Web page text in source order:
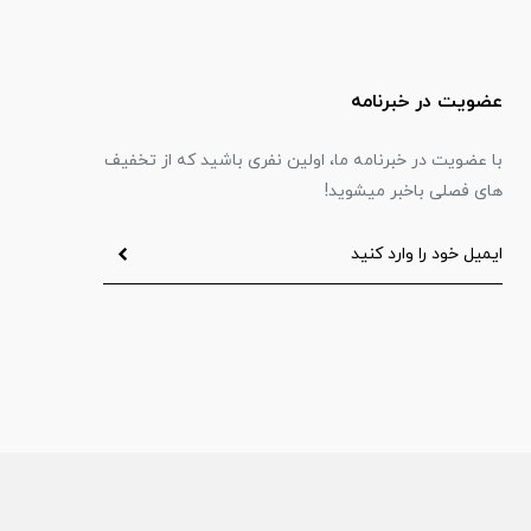
عضویت در خبرنامه
با عضویت در خبرنامه ما، اولین نفری باشید که از تخفیف
های فصلی باخبر میشوید!